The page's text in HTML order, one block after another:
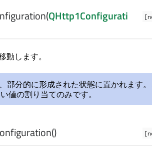
(QHttp1Configurati
動します。
部分的に形成された状態に置かれます
値の割り当てのみです。
()